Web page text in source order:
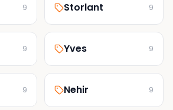
9 Storlant 9
9 Yves 9
9 Nehir 9